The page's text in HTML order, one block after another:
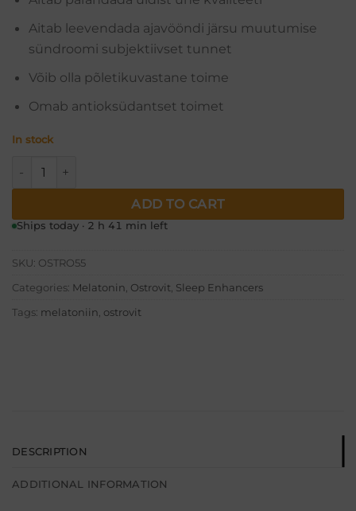
Aitab leevendada ajavööndi järsu muutumise
sündroomi subjektiivset tunnet
Võib olla põletikuvastane toime
Omab antioksüdantset toimet
In stock
ADD TO CART
Ships today · 2 h 41 min left
SKU: OSTRO55
Categories: Melatonin Ostrovit Sleep Enhancers
Tags: melatoniin ostrovit
DESCRIPTION
ADDITIONAL INFORMATION